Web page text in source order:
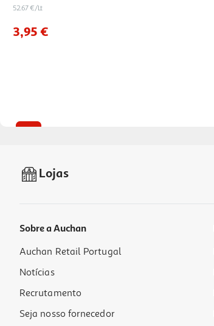
52.67 €/Lt
3,95 €
Eau De Parfum Udv Cereja Com Pistáchio 50 Ml
89.8 €/Lt
4,49 €
Lojas
Sobre a Auchan
Auchan Retail Portugal
Notícias
Recrutamento
Seja nosso fornecedor